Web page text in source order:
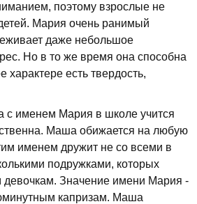
поэтому взрослые не
Мария очень ранимый
даже небольшое
Но в то же время она способна
характере есть твердость,
с именем Мария в школе учится
Маша обижается на любую
именем дружит не со всеми в
подружками, которых
девочкам. Значение имени Мария -
капризам. Маша